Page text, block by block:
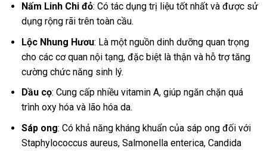
Nấm Linh Chi đỏ: Có tác dụng trị liệu tốt nhất và được sử
dụng rộng rãi trên toàn cầu.
Lộc Nhung Hươu: Là một nguồn dinh dưỡng quan trọng
cho các cơ quan nội tạng, đặc biệt là thận và hỗ trợ tăng
cường chức năng sinh lý.
Dầu cọ: Cung cấp nhiều vitamin A, giúp ngăn chặn quá
trình oxy hóa và lão hóa da.
Sáp ong: Có khả năng kháng khuẩn của sáp ong đối với
Staphylococcus aureus, Salmonella enterica, Candida